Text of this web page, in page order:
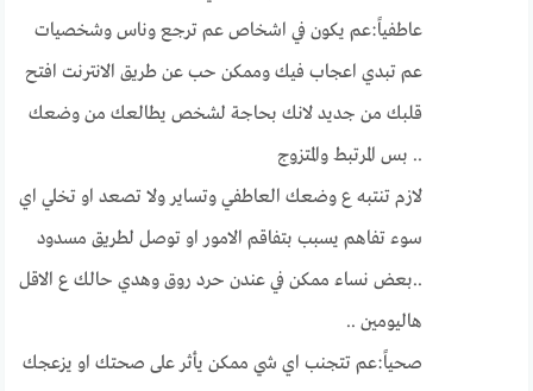
عاطفياً:عم يكون في اشخاص عم ترجع وناس وشخصيات
عم تبدي اعجاب فيك وممكن حب عن طريق الانترنت افتح
قلبك من جديد لانك بحاجة لشخص يطالعك من وضعك
.. بس المرتبط والمتزوج
لازم تنتبه ع وضعك العاطفي وتساير ولا تصعد او تخلي اي
سوء تفاهم يسبب بتفاقم الامور او توصل لطريق مسدود
..بعض نساء ممكن في عندن حرد روق وهدي حالك ع الاقل
هاليومين ..
صحياً:عم تتجنب اي شي ممكن يأثر على صحتك او يزعجك